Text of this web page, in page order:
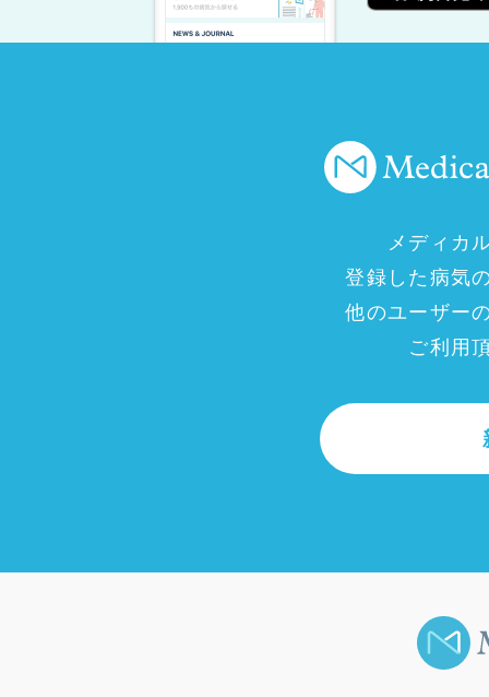
メディカ
登録した病気
他のユーザー
ご利用